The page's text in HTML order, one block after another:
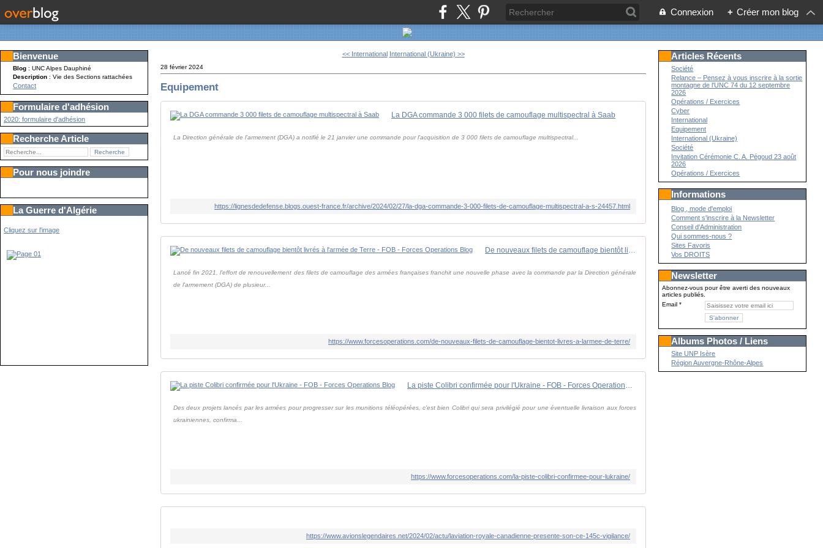
Connexion + Créer mon blog
Bienvenue
Blog : UNC Alpes Dauphiné
Description: Vie des Sections rattachées
Contact
Formulaire d'adhésion
2020: formulaire d'adhésion
Recherche Article
Pour nous joindre
La Guerre d'Algérie
Cliquez sur l'image
<< International International (Ukraine) >>
28 février 2024
Equipement
La DGA commande 3 000 filets de camouflage multispectral à Saab
La Direction générale de l'armement (DGA) a notifié le 21 janvier une commande pour l'acquisition de 3 000 filets de camouflage multispectral...
https://lignesdedefense.blogs.ouest-france.fr/archive/2024/02/27/la-dga-commande-3-000-filets-de-camouflage-multispectral-a-s-24457.html
De nouveaux filets de camouflage bientôt livrés à l'armée de Terre - FOB - Forces Operations Blog
Lancé fin 2021, l'effort de renouvellement des filets de camouflage des armées françaises franchit une nouvelle phase avec la commande par la Direction générale
de l'armement (DGA) de plusieur...
https://www.forcesoperations.com/de-nouveaux-filets-de-camouflage-bientot-livres-a-larmee-de-terre/
La piste Colibri confirmée pour l'Ukraine - FOB - Forces Operations Blog
Des deux projets lancés par les armées pour progresser sur les munitions téléopérées, c'est bien Colibri qui sera privilégié pour une éventuelle livraison aux forces
ukrainiennes, confirma...
https://www.forcesoperations.com/la-piste-colibri-confirmee-pour-lukraine/
https://www.avionslegendaires.net/2024/02/actu/laviation-royale-canadienne-presente-son-ce-145c-vigilance/
Articles Récents
Société
Relance – Pensez à vous inscrire à la sortie
montagne de l'UNC 74 du 12 septembre
2026
Opérations / Exercices
Cyber
International
Equipement
International (Ukraine)
Société
Invitation Cérémonie C. A. Pégoud 23 août
2026
Opérations / Exercices
Informations
Blog , mode d'emploi
Comment s'inscrire à la Newsletter
Conseil d'Administration
Qui sommes-nous ?
Sites Favoris
Vos DROITS
Newsletter
Abonnez-vous pour être averti des nouveaux
articles publiés.
Email
Albums Photos / Liens
Site UNP Isère
Région Auvergne-Rhône-Alpes